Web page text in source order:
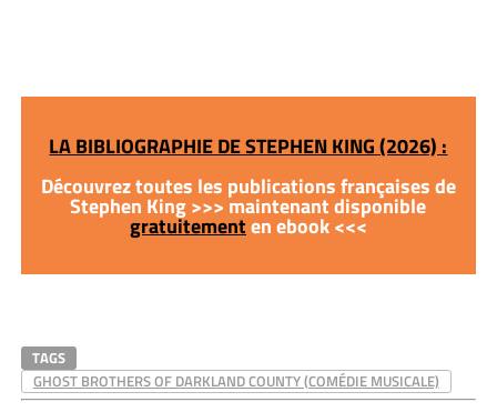
LA BIBLIOGRAPHIE DE STEPHEN KING (2026) :
Découvrez toutes les publications françaises de
Stephen King >>> maintenant disponible
gratuitementen ebook <<<
TAGS
GHOST BROTHERS OF DARKLAND COUNTY (COMÉDIE MUSICALE)